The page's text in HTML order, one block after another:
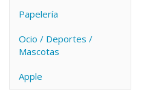
Papelería
Ocio / Deportes /
Mascotas
Apple